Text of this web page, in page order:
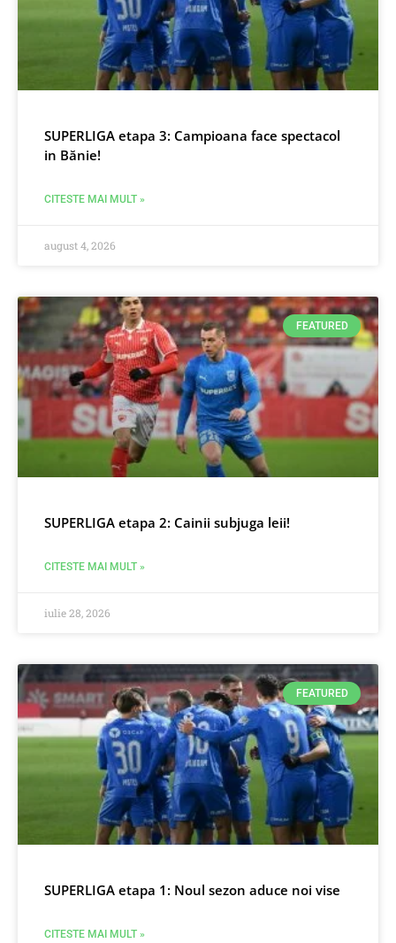
SUPERLIGA etapa 3: Campioana face spectacol
in Bănie!
CITESTE MAI MULT »
august 4, 2026
FEATURED
SUPERLIGA etapa 2: Cainii subjuga leii!
CITESTE MAI MULT »
iulie 28, 2026
FEATURED
SUPERLIGA etapa 1: Noul sezon aduce noi vise
CITESTE MAI MULT »